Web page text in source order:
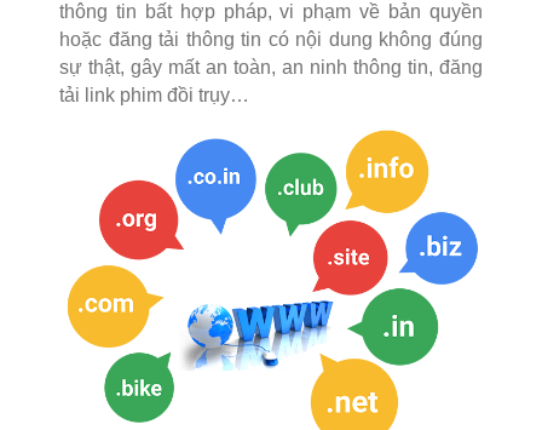
thông tin bất hợp pháp, vi phạm về bản quyền
hoặc đăng tải thông tin có nội dung không đúng
sự thật, gây mất an toàn, an ninh thông tin, đăng
tải link phim đồi trụy…